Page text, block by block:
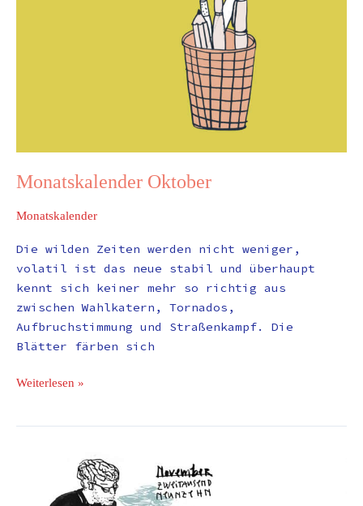
Monatskalender Oktober
Monatskalender
Die wilden Zeiten werden nicht weniger,
volatil ist das neue stabil und überhaupt
kennt sich keiner mehr so richtig aus
zwischen Wahlkatern, Tornados,
Aufbruchstimmung und Straßenkampf. Die
Blätter färben sich
Weiterlesen »
Monatskalender